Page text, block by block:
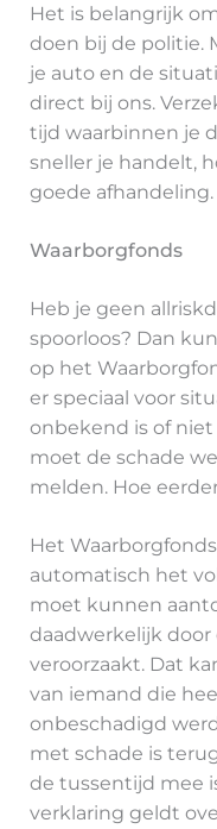
Het is belangrijk
doen bij de politie.
je auto en de
direct bij ons.
tijd waarbinnen je
sneller je handelt,
goede afhandeling.
Waarborgfonds
Heb je geen
spoorloos? Dan
op het
er speciaal voor
onbekend is of
moet de schade
melden. Hoe
Het
automatisch het
moet kunnen
daadwerkelijk
veroorzaakt. Dat
van iemand die
onbeschadigd
met schade is
de tussentijd mee
verklaring geldt